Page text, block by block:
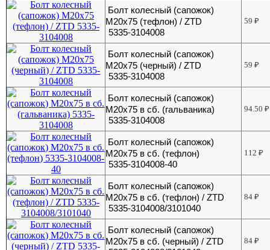
Болт колесный (сапожок)
М20х75 (тефлон) / ZTD
5335-3104008
59₽
Болт колесный (сапожок)
М20х75 (черный) / ZTD
5335-3104008
59₽
Болт колесный (сапожок)
М20х75 в сб. (гальваника)
5335-3104008
94.50₽
Болт колесный (сапожок)
М20х75 в сб. (тефлон)
5335-3104008-40
112₽
Болт колесный (сапожок)
М20х75 в сб. (тефлон) / ZTD
5335-3104008/3101040
84₽
Болт колесный (сапожок)
М20х75 в сб. (черный) / ZTD
84₽